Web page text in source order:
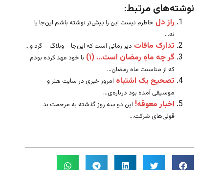
نوشته‌های مرتبط:
راز دل خاطرم نیست این را پیش‌تر نوشته باشم این‌جا یا
نه....
تدارک مافات دیر زمانی است که این‌جا – وبلاگ – گرد و...
گر چه ماهِ رمضان است… (۱)
با خود عهد کرده بودم
که از مناسبت ماه رمضان...
تصحیح یک اشتباه امروز خبری در سایت هنر و
موسیقی آمده بود درباره‌ی...
اخبار معوقه! این دو سه روز گذشته به مرحمت بد
قولی‌های شرکت...